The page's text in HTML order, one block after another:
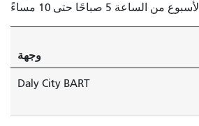
الأسبوع من الساعة 5 صباحًا حتى 10 مساءً
وجهة
Daly City BART